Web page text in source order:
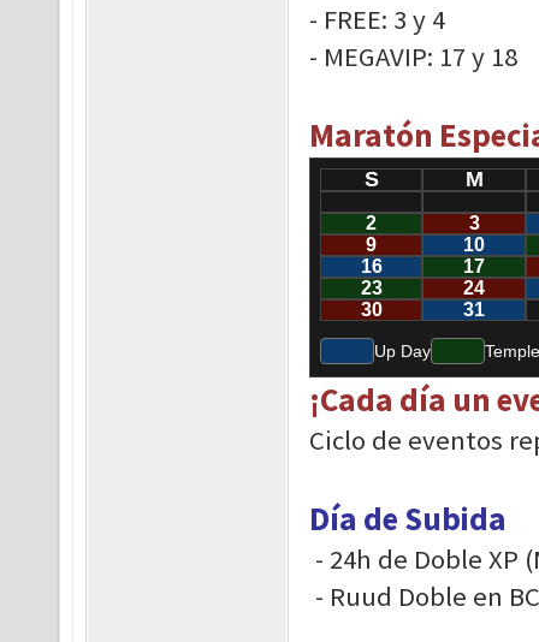
- FREE: 3 y 4
- MEGAVIP: 17 y 18
Maratón
S M
2
3
9
10
16
17
23
24
30
31
Up Day
¡Cada día un
Ciclo de eventos
Día de Subida
- 24h de Doble XP
- Ruud Doble en